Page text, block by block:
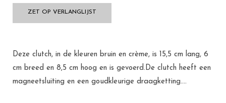
ZET OP VERLANGLIJST
Deze clutch, in de kleuren bruin en crème, is 15,5 cm lang, 6
cm breed en 8,5 cm hoog en is gevoerd.De clutch heeft een
magneetsluiting en een goudkleurige draagketting....